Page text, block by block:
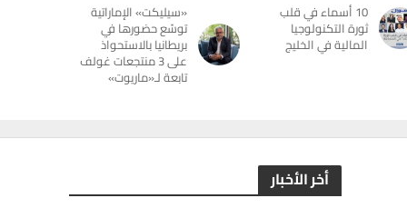
10 أسماء في قلب
ثورة التكنولوجيا
المالية في الخليج
«سيليكت» الإماراتية
توسّع حضورها في
بريطانيا بالاستحواذ
على 3 منتجعات غولف
تابعة لـ«ماريوت»
أخر الأخبار